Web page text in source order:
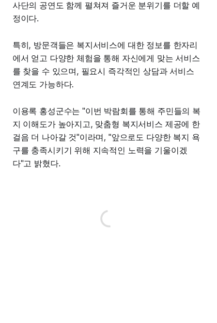
사단의 공연도 함께 펼쳐져 즐거운 분위기를 더할 예
정이다.
특히, 방문객들은 복지서비스에 대한 정보를 한자리
에서 얻고 다양한 체험을 통해 자신에게 맞는 서비스
를 찾을 수 있으며, 필요시 즉각적인 상담과 서비스
연계도 가능하다.
이용록 홍성군수는 "이번 박람회를 통해 주민들의 복
지 이해도가 높아지고, 맞춤형 복지서비스 제공에 한
걸음 더 나아갈 것"이라며, "앞으로도 다양한 복지 욕
구를 충족시키기 위해 지속적인 노력을 기울이겠
다"고 밝혔다.